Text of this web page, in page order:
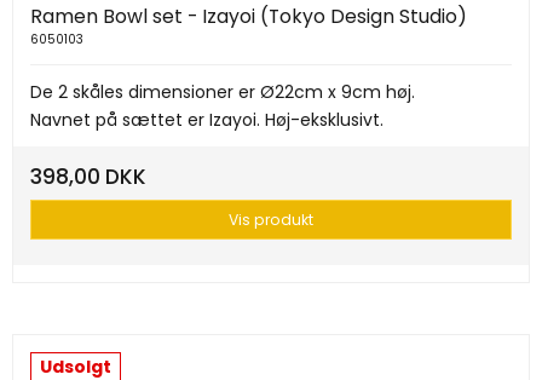
Ramen Bowl set - Izayoi (Tokyo Design Studio)
6050103
De 2 skåles dimensioner er Ø22cm x 9cm høj.
Navnet på sættet er Izayoi. Høj-eksklusivt.
398,00 DKK
Vis produkt
Udsolgt